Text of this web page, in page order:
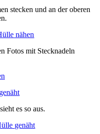
stecken und an der oberen
Fotos mit Stecknadeln
es so aus.